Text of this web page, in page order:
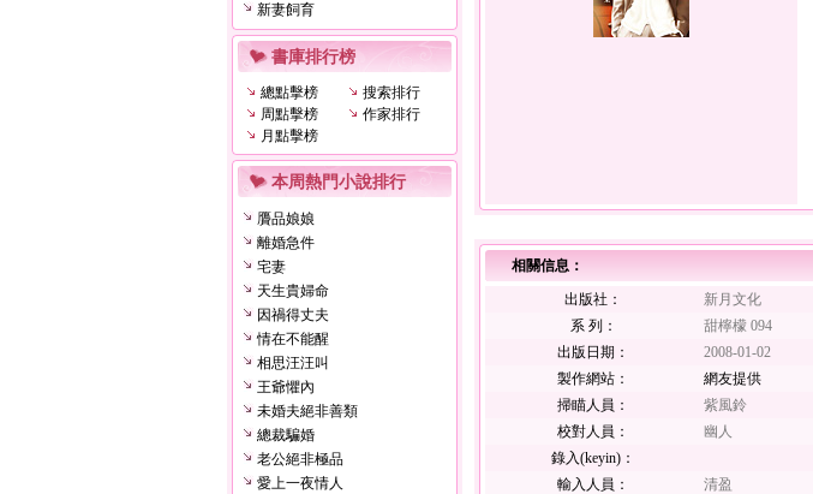
新妻飼育
書庫排行榜
總點擊榜
搜索排行
周點擊榜
作家排行
月點擊榜
本周熱門小說排行
贗品娘娘
離婚急件
宅妻
天生貴婦命
因禍得丈夫
情在不能醒
相思汪汪叫
王爺懼內
未婚夫絕非善類
總裁騙婚
老公絕非極品
愛上一夜情人
相關信息：
出版社：
新月文化
系 列：
甜檸檬 094
出版日期：
2008-01-02
製作網站：
網友提供
掃瞄人員：
紫風鈴
校對人員：
幽人
錄入(keyin)：
輸入人員：
清盈